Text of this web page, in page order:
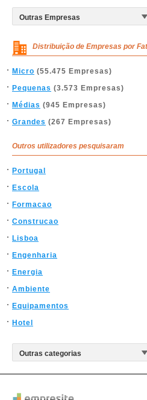
Distribuição de Empresas por
Micro (55.475 Empresas)
Pequenas (3.573 Empresas)
Médias (945 Empresas)
Grandes (267 Empresas)
Outros utilizadores pesquisaram
Portugal
Escola
Formacao
Construcao
Lisboa
Engenharia
Energia
Ambiente
Equipamentos
Hotel